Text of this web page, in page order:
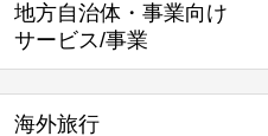
地方自治体・事業向け
サービス/事業
海外旅行